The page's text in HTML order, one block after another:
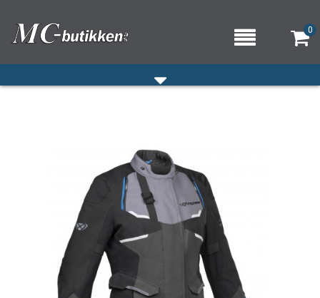
0
OM OSS/ÅPNINGSTIDER
KONTAKT OSS